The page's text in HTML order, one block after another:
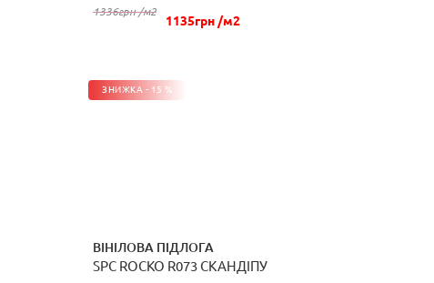
1336грн /м2
1135грн /м2
ЗНИЖКА - 15 %
ВІНІЛОВА ПІДЛОГА
SPC ROCKO R073 СКАНДІПУ
КУПИТИ